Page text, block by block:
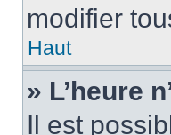
modifier
Haut
» L’heure
Il est